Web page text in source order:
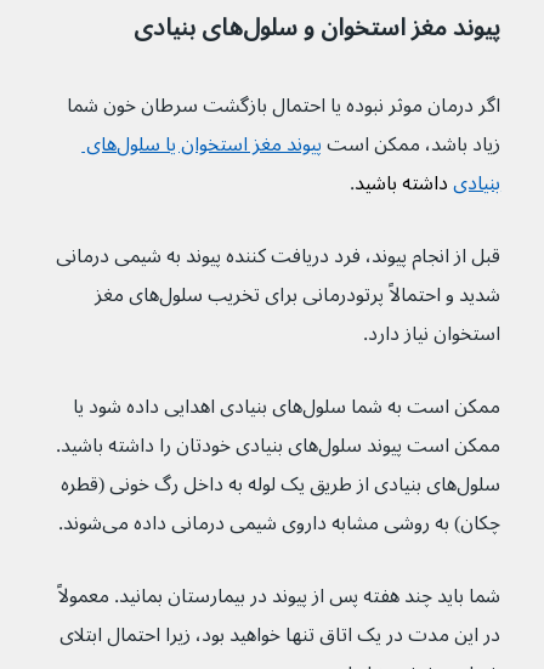
پیوند مغز استخوان و سلول‌های بنیادی
اگر درمان موثر نبوده یا احتمال بازگشت سرطان خون شما
زیاد باشد، ممکن است
پیوند مغز استخوان یا سلول‌های
بنیادی داشته باشید.
قبل از انجام پیوند، فرد دریافت کننده پیوند به شیمی درمانی
شدید و احتمالاً پرتودرمانی برای تخریب سلول‌های مغز
استخوان نیاز دارد.
ممکن است به شما سلول‌های بنیادی اهدایی داده شود یا
ممکن است پیوند سلول‌های بنیادی خودتان را داشته باشید.
سلول‌های بنیادی از طریق یک لوله به داخل رگ خونی (قطره
چکان) به روشی مشابه داروی شیمی درمانی داده می‌شوند.
شما باید چند هفته پس از پیوند در بیمارستان بمانید. معمولاً
در این مدت در یک اتاق تنها خواهید بود، زیرا احتمال ابتلای